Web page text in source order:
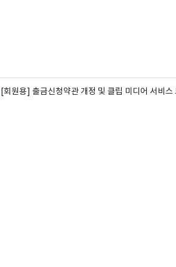
[회원용] 스폰서배너 삽입 가이드 안내
[회원용] 출금신청약관 개정 및 클립 미디어 서비스